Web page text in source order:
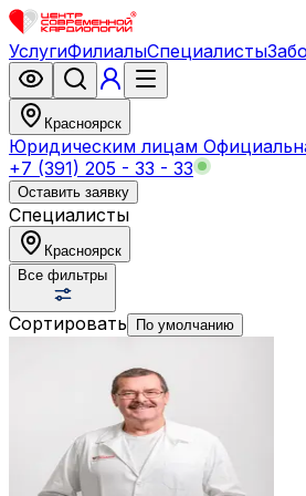
УслугиФилиалыСпециалисты
Красноярск
Юридическим лицам
+7 (391) 205 - 33 - 33
Оставить заявку
Специалисты
Красноярск
Все фильтры
Сортировать По умолчанию